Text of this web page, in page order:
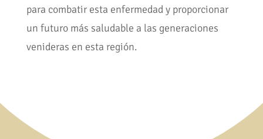
para combatir esta enfermedad y proporcionar
un futuro más saludable a las generaciones
venideras en esta región.